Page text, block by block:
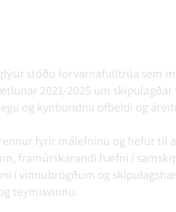
stöðu forvarnafulltrúa sem
2021-2025 um
og kynbundnu ofbeldi og
fyrir málefninu og hefur til
framúrskarandi hæfni í
í vinnubrögðum og
teymisvinnu.